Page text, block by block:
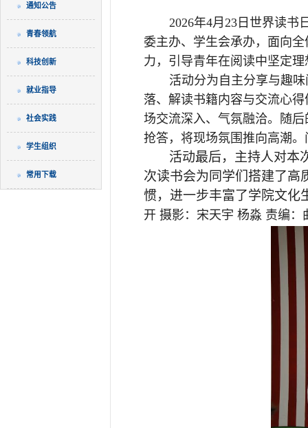
通知公告
青春领航
科技创新
就业指导
社会实践
学生组织
常用下载
2026年4月23日世界读书
委主办、学生会承办，面向
力，引导青年在阅读中坚定
活动分为自主分享与趣
落、解读书籍内容与交流心
场交流深入、气氛融洽。随
抢答，将现场氛围推向高潮
活动最后，主持人对本
次读书会为同学们搭建了高
惯，进一步丰富了学院文化
开 摄影：宋天宇 杨淼 责编：